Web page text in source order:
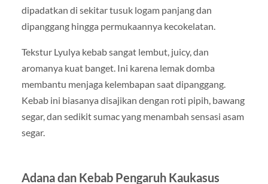
dipadatkan di sekitar tusuk logam panjang dan
dipanggang hingga permukaannya kecokelatan.
Tekstur Lyulya kebab sangat lembut, juicy, dan
aromanya kuat banget. Ini karena lemak domba
membantu menjaga kelembapan saat dipanggang.
Kebab ini biasanya disajikan dengan roti pipih, bawang
segar, dan sedikit sumac yang menambah sensasi asam
segar.
Adana dan Kebab Pengaruh Kaukasus